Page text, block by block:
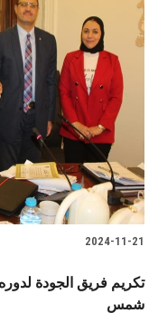
2024-11-21
تكريم فريق الجودة
شمس